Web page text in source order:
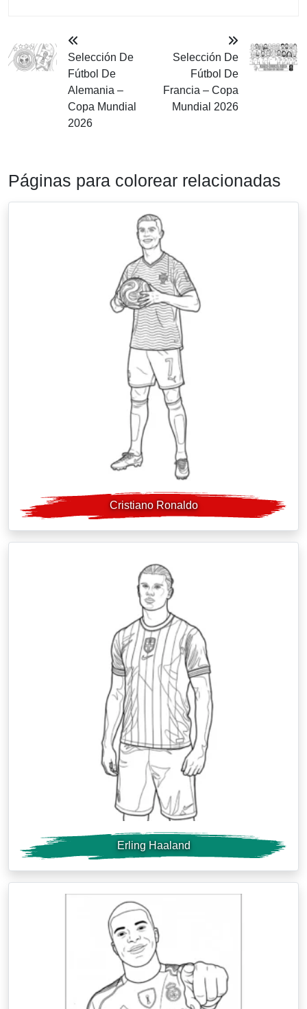
Selección De
Fútbol De
Alemania –
Copa Mundial
2026
Selección De
Fútbol De
Francia – Copa
Mundial 2026
Páginas para colorear relacionadas
Cristiano Ronaldo
Erling Haaland